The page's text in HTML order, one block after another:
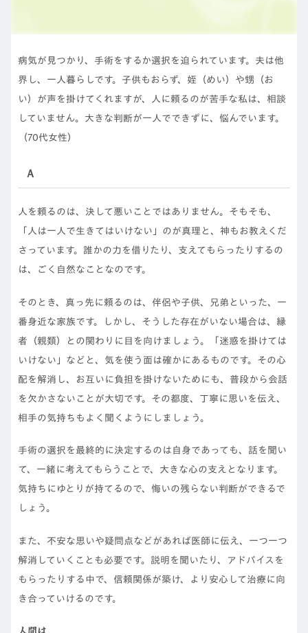
病気が見つかり、手術をするか選択を迫られています。夫は他
界し、一人暮らしです。子供もおらず、姪（めい）や甥（お
い）が声を掛けてくれますが、人に頼るのが苦手な私は、相談
していません。大きな判断が一人でできずに、悩んでいます。
（70代女性）
Ａ
人を頼るのは、決して悪いことではありません。そもそも、
「人は一人で生きてはいけない」のが真理と、神もお教えくだ
さっています。誰かの力を借りたり、支えてもらったりするの
は、ごく自然なことなのです。
そのとき、真っ先に頼るのは、伴侶や子供、兄弟といった、一
番身近な家族です。しかし、そうした存在がいない場合は、縁
者（親類）との関わりに目を向けましょう。「迷惑を掛けては
いけない」などと、気を使う面は確かにあるものです。その心
配を解消し、お互いに負担を掛けないためにも、普段から会話
を欠かさないことが大切です。その都度、丁寧に思いを伝え、
相手の気持ちもよく聞くようにしましょう。
手術の選択を最終的に決定するのは自身であっても、話を聞い
て、一緒に考えてもらうことで、大きな心の支えとなります。
気持ちにゆとりが持てるので、悔いの残らない判断ができるで
しょう。
また、不安な思いや疑問点などがあれば医師に伝え、一つ一つ
解消していくことも必要です。説明を聞いたり、アドバイスを
もらったりする中で、信頼関係が築け、より安心して治療に向
き合っていけるのです。